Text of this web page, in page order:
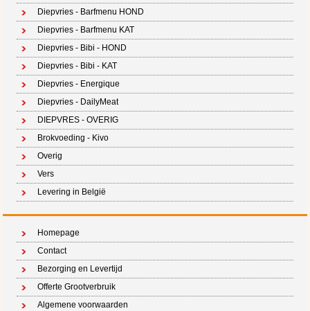
Diepvries - Barfmenu HOND
Diepvries - Barfmenu KAT
Diepvries - Bibi - HOND
Diepvries - Bibi - KAT
Diepvries - Energique
Diepvries - DailyMeat
DIEPVRES - OVERIG
Brokvoeding - Kivo
Overig
Vers
Levering in België
Homepage
Contact
Bezorging en Levertijd
Offerte Grootverbruik
Algemene voorwaarden